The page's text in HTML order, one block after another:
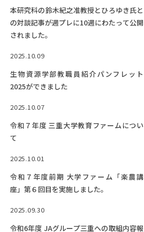
本研究科の鈴木紀之准教授とひろゆき氏と
の対談記事が週プレに10週にわたって公開
されました。
2025.10.09
生物資源学部教職員紹介パンフレット
2025ができました
2025.10.07
令和７年度 三重大学教育ファームについ
て
2025.10.01
令和７年度前期 大学ファーム「楽農講
座」第６回目を実施しました。
2025.09.30
令和6年度 JAグループ三重への取組内容報